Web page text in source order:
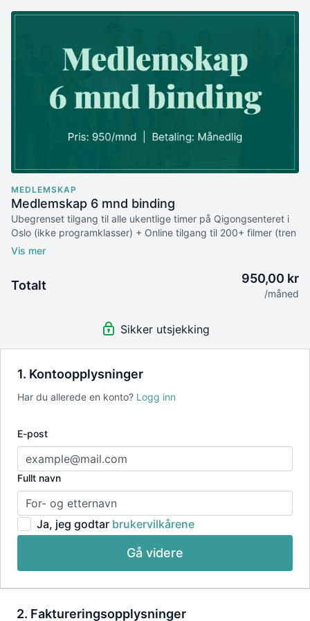
1. Kontoopplysninger
Har du allerede en konto? Logg inn
E-post
Fullt navn
Ja, jeg godtar brukervilkårene
Gå videre
2. Faktureringsopplysninger
MEDLEMSKAP
Medlemskap 6 mnd binding
Ubegrenset tilgang til alle ukentlige timer på Qigongsenteret i
Oslo (ikke programklasser) + Online tilgang til 200+ filmer (tren
hjemme, når som helst).
Medlemskapet har 6 måneders bindingstid. Du trekkes
automatisk én gang i måneden (samme dag som kjøpsdato).
det løpe videre med en måneds oppsigelsestid.
Totalt 950,00 kr
/måned
Sikker utsjekking